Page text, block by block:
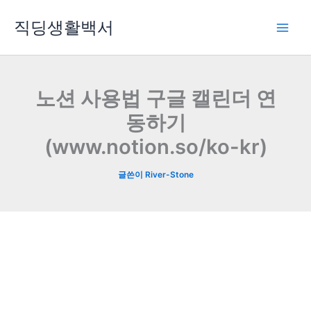
로
직딩생활백서
노션 사용법 구글 캘린더 연
동하기
(www.notion.so/ko-kr)
글쓴이 River-Stone